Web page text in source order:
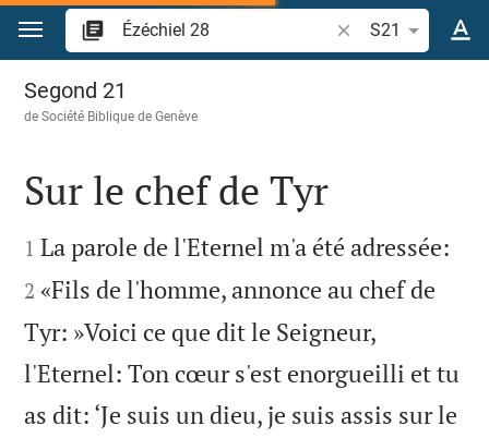
Aller vers contenu
Recherche d'un
S21
Ézéchiel 28
Segond 21
deSociété Biblique de Genève

Sur le chef de Tyr

1 La parole de l'Eternel m'a été adressée:
2 «Fils de l'homme, annonce au chef de
Tyr: »Voici ce que dit le Seigneur,
l'Eternel: Ton cœur s'est enorgueilli et tu
as dit: ‘Je suis un dieu, je suis assis sur le